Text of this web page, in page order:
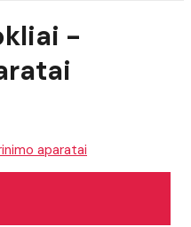
-
aparatai